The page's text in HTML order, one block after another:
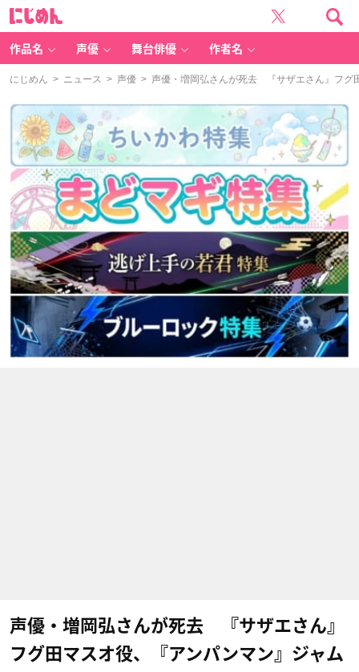
作品名 声優 舞台俳優 作者名
にじめん > ニュース > 声優 > 声優・増岡弘さんが死去 『サザエさん』フグ
声優・増岡弘さんが死去 『サザエさん』
フグ田マスオ役、『アンパンマン』ジャム